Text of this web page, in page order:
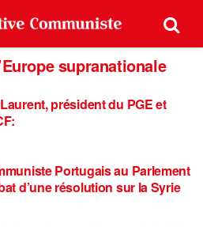
supranationale
président du PGE et
Portugais au Parlement
d’une résolution sur la Syrie